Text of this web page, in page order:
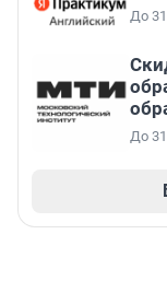
До 31
До 31